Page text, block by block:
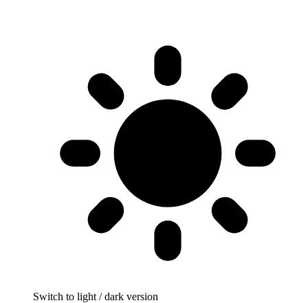
Switch to light / dark version